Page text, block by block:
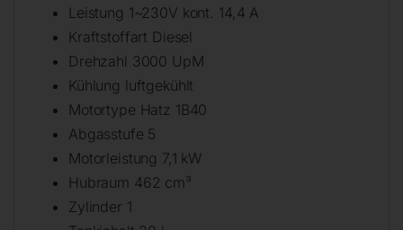
Leistung 1~230V kont. 14,4 A
Kraftstoffart Diesel
Drehzahl 3000 UpM
Kühlung luftgekühlt
Motortype Hatz 1B40
Abgasstufe 5
Motorleistung 7,1 kW
Hubraum 462 cm³
Zylinder 1